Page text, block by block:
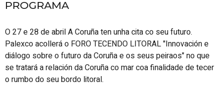
PROGRAMA
O 27 e 28 de abril A Coruña ten unha cita co seu futuro.
Palexco acollerá o FORO TECENDO LITORAL "Innovación e
diálogo sobre o futuro da Coruña e os seus peiraos" no que
se tratará a relación da Coruña co mar coa finalidade de tecer
o rumbo do seu bordo litoral.